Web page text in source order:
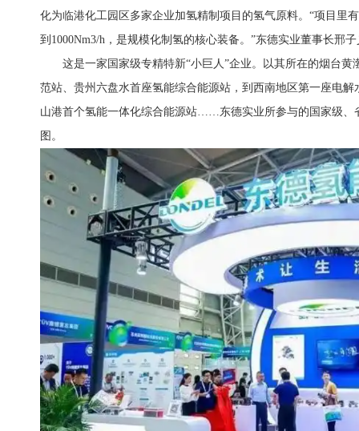
化为临港化工园区多家企业加氢精制项目的氢气原料。“项目里
到1000Nm3/h，是规模化制氢的核心装备。”东德实业董事长邢
这是一家国家级专精特新“小巨人”企业。以其所在的烟台
范站、贵州六盘水首座氢能综合能源站，到西南地区第一座电
山港首个氢能一体化综合能源站……东德实业所参与的国家级、
图。